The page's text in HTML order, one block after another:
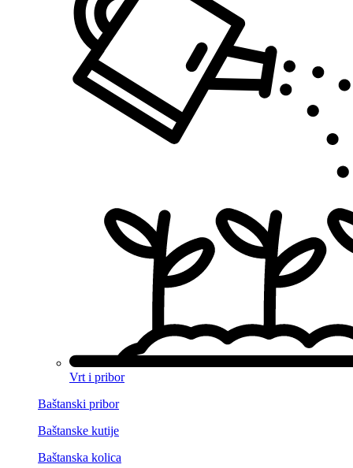
Vrt i pribor
Baštanski pribor
Baštanske kutije
Baštanska kolica